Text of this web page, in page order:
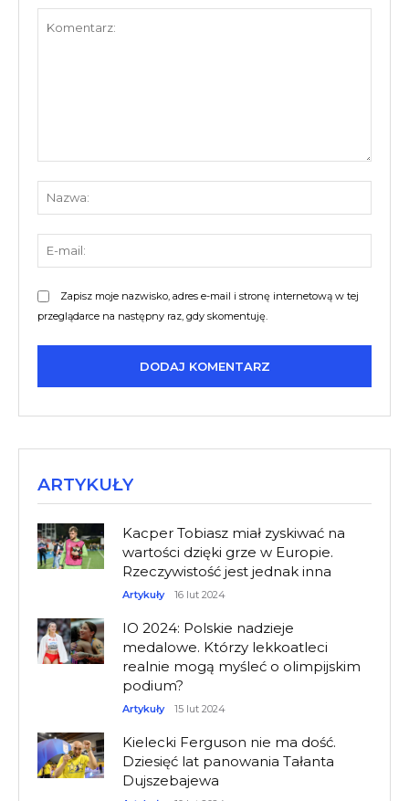
Zapisz moje nazwisko, adres e-mail i stronę internetową w tej
przeglądarce na następny raz, gdy skomentuję.
ARTYKUŁY
Kacper Tobiasz miał zyskiwać na
wartości dzięki grze w Europie.
Rzeczywistość jest jednak inna
Artykuły 16 lut 2024
IO 2024: Polskie nadzieje
medalowe. Którzy lekkoatleci
realnie mogą myśleć o olimpijskim
podium?
Artykuły 15 lut 2024
Kielecki Ferguson nie ma dość.
Dziesięć lat panowania Tałanta
Dujszebajewa